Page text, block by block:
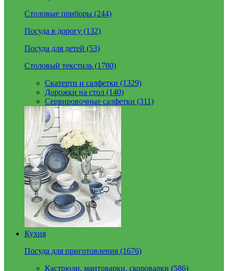
Столовые приборы (244)
Посуда в дорогу (132)
Посуда для детей (53)
Столовый текстиль (1780)
Скатерти и салфетки (1329)
Дорожки на стол (140)
Сервировочные салфетки (311)
Кухня
Посуда для приготовления (1676)
Кастрюли, мантоварки, скороварки (586)